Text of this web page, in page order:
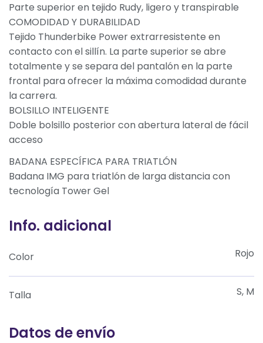
Parte superior en tejido Rudy, ligero y transpirable
COMODIDAD Y DURABILIDAD
Tejido Thunderbike Power extrarresistente en
contacto con el sillín. La parte superior se abre
totalmente y se separa del pantalón en la parte
frontal para ofrecer la máxima comodidad durante
la carrera.
BOLSILLO INTELIGENTE
Doble bolsillo posterior con abertura lateral de fácil
acceso
BADANA ESPECÍFICA PARA TRIATLÓN
Badana IMG para triatlón de larga distancia con
tecnología Tower Gel
Info. adicional
Color Rojo
Talla S, M
Datos de envío